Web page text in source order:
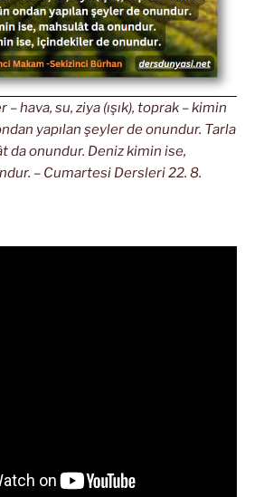
hava, su, ziya (ışık), toprak – kimin
yapılan şeyler de onundur. Tarla
da onundur. Deniz kimin ise,
– Cumartesi Dersleri 22. 8.